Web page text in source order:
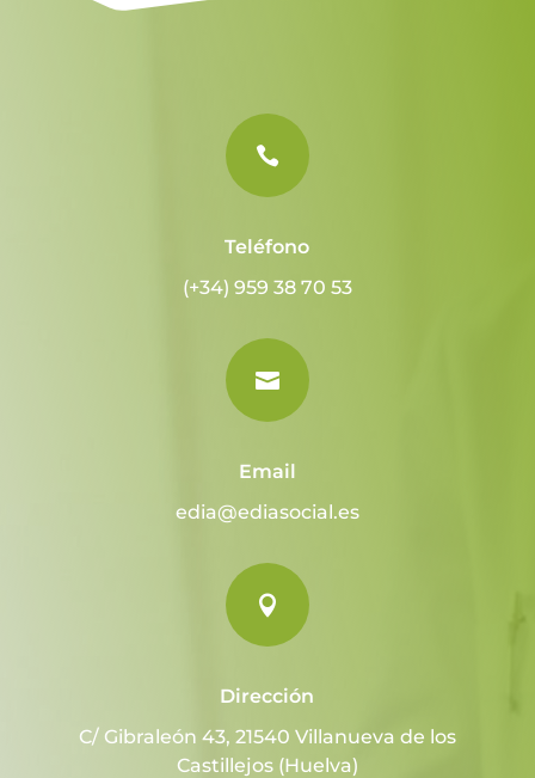

Teléfono
(+34) 959 38 70 53

Email
edia@ediasocial.es

Dirección
C/ Gibraleón 43, 21540 Villanueva de los
Castillejos (Huelva)